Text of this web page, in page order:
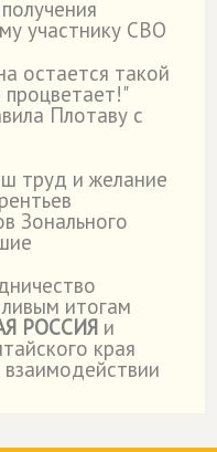
участнику СВО
остается такой
Плотаву с
труд и желание
Зонального
итогам
РОССИЯ и
края